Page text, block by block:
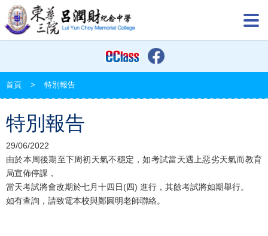
首頁 > 特別報告
特別報告
29/06/2022
由於本周後期至下周初天氣不穩定，如考試當天遇上惡劣天氣而教育
局宣佈停課，
當天考試將會改期於七月十四日(四) 進行，其餘考試將如期舉行。
如有查詢，請致電本校與鄭圓明老師聯絡。